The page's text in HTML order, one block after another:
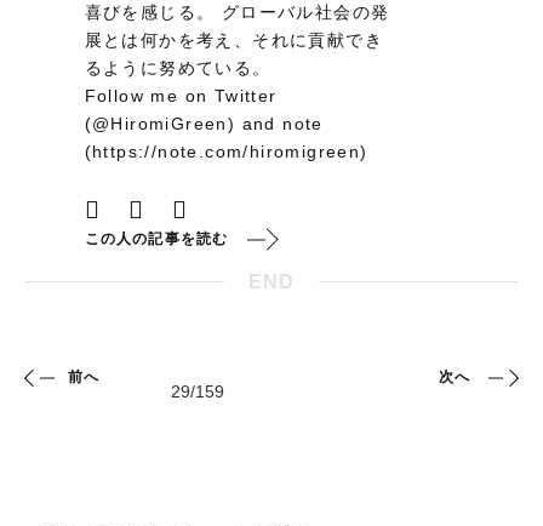
喜びを感じる。 グローバル社会の発
展とは何かを考え、それに貢献でき
るように努めている。
Follow me on Twitter
(@HiromiGreen) and note
(https://note.com/hiromigreen)
この人の記事を読む
END
前へ 次へ